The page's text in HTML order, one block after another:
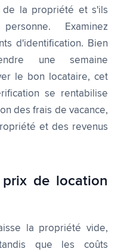
de la propriété et s'ils
Examinez
d'identification. Bien
une semaine
le bon locataire, cet
se rentabilise
des frais de vacance,
et des revenus
de location
la propriété vide,
que les coûts